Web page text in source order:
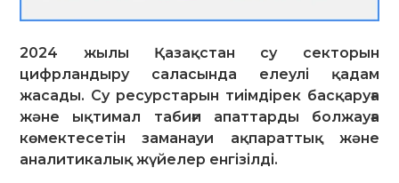
2024 жылы Қазақстан су секторын
цифрландыру саласында елеулі қадам
жасады. Су ресурстарын тиімдірек басқаруға
және ықтимал табиғи апаттарды болжауға
көмектесетін заманауи ақпараттық және
аналитикалық жүйелер енгізілді.